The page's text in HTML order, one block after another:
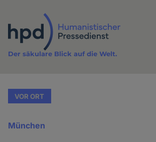
Inhalt
Der säkulare Blick auf die Welt.
VOR ORT
München